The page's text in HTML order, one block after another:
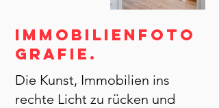
Immobilienfoto
grafie.
Die Kunst, Immobilien ins
rechte Licht zu rücken und